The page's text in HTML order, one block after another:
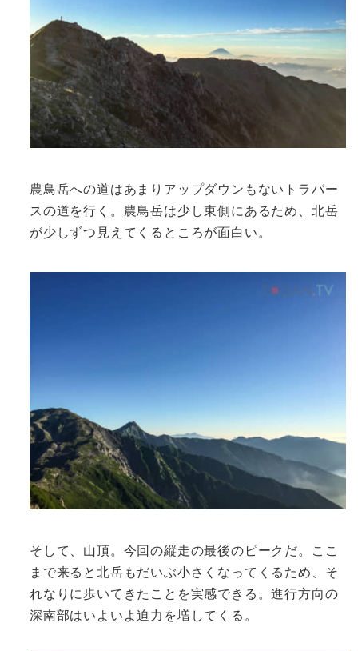
農鳥岳への道はあまりアップダウンもないトラバー
スの道を行く。農鳥岳は少し東側にあるため、北岳
が少しずつ見えてくるところが面白い。
そして、山頂。今回の縦走の最後のピークだ。ここ
まで来ると北岳もだいぶ小さくなってくるため、そ
れなりに歩いてきたことを実感できる。進行方向の
深南部はいよいよ迫力を増してくる。